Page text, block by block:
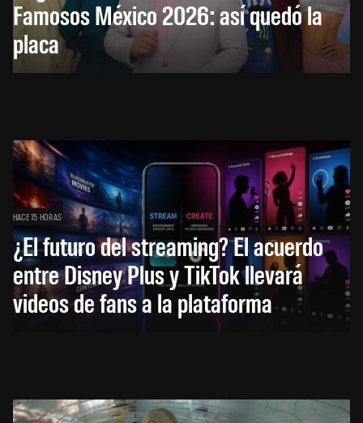
Famosos México 2026: así quedó la
placa
HACE 15 HORAS
¿El futuro del streaming? El acuerdo
entre Disney Plus y TikTok llevará
videos de fans a la plataforma